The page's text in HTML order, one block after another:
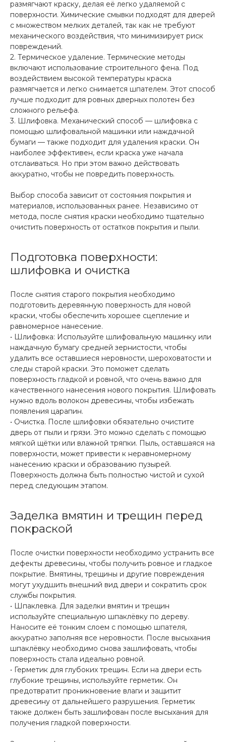
размягчают краску, делая её легко удаляемой с
поверхности. Химические смывки подходят для дверей
с множеством мелких деталей, так как не требуют
механического воздействия, что минимизирует риск
повреждений.
2. Термическое удаление. Термические методы
включают использование строительного фена. Под
воздействием высокой температуры краска
размягчается и легко снимается шпателем. Этот способ
лучше подходит для ровных дверных полотен без
сложного рельефа.
3. Шлифовка. Механический способ — шлифовка с
помощью шлифовальной машинки или наждачной
бумаги — также подходит для удаления краски. Он
наиболее эффективен, если краска уже начала
отслаиваться. Но при этом важно действовать
аккуратно, чтобы не повредить поверхность.
Выбор способа зависит от состояния покрытия и
материалов, использованных ранее. Независимо от
метода, после снятия краски необходимо тщательно
очистить поверхность от остатков покрытия и пыли.
Подготовка поверхности:
шлифовка и очистка
После снятия старого покрытия необходимо
подготовить деревянную поверхность для новой
краски, чтобы обеспечить хорошее сцепление и
равномерное нанесение.
• Шлифовка: Используйте шлифовальную машинку или
наждачную бумагу средней зернистости, чтобы
удалить все оставшиеся неровности, шероховатости и
следы старой краски. Это поможет сделать
поверхность гладкой и ровной, что очень важно для
качественного нанесения нового покрытия. Шлифовать
нужно вдоль волокон древесины, чтобы избежать
появления царапин.
• Очистка. После шлифовки обязательно очистите
дверь от пыли и грязи. Это можно сделать с помощью
мягкой щётки или влажной тряпки. Пыль, оставшаяся на
поверхности, может привести к неравномерному
нанесению краски и образованию пузырей.
Поверхность должна быть полностью чистой и сухой
перед следующим этапом.
Заделка вмятин и трещин перед
покраской
После очистки поверхности необходимо устранить все
дефекты древесины, чтобы получить ровное и гладкое
покрытие. Вмятины, трещины и другие повреждения
могут ухудшить внешний вид двери и сократить срок
службы покрытия.
• Шпаклевка. Для заделки вмятин и трещин
используйте специальную шпаклёвку по дереву.
Наносите её тонким слоем с помощью шпателя,
аккуратно заполняя все неровности. После высыхания
шпаклёвку необходимо снова зашлифовать, чтобы
поверхность стала идеально ровной.
• Герметик для глубоких трещин. Если на двери есть
глубокие трещины, используйте герметик. Он
предотвратит проникновение влаги и защитит
древесину от дальнейшего разрушения. Герметик
также должен быть зашлифован после высыхания для
получения гладкой поверхности.